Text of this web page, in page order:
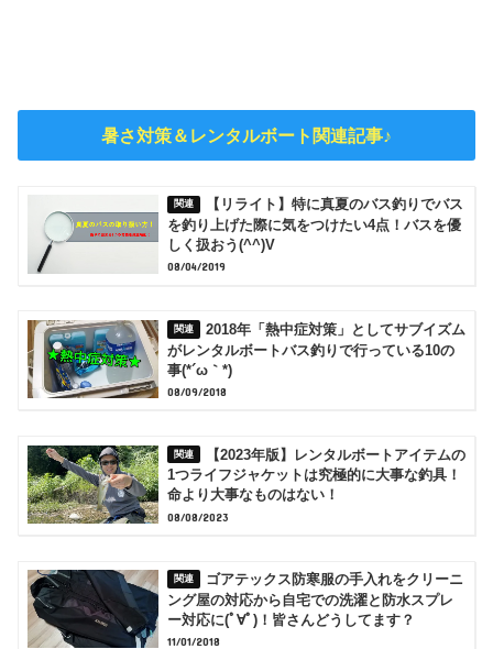
暑さ対策＆レンタルボート関連記事♪
【リライト】特に真夏のバス釣りでバス
を釣り上げた際に気をつけたい4点！バスを優
しく扱おう(^^)V
08/04/2019
2018年「熱中症対策」としてサブイズム
がレンタルボートバス釣りで行っている10の
事(*´ω｀*)
08/09/2018
【2023年版】レンタルボートアイテムの
1つライフジャケットは究極的に大事な釣具！
命より大事なものはない！
08/08/2023
ゴアテックス防寒服の手入れをクリーニ
ング屋の対応から自宅での洗濯と防水スプレ
ー対応に(ﾟ∀ﾟ)！皆さんどうしてます？
11/01/2018